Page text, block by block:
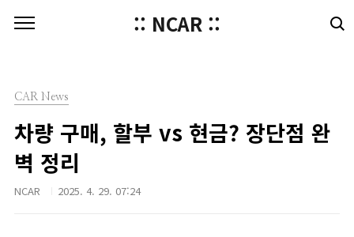
:: NCAR ::
CAR News
차량 구매, 할부 vs 현금? 장단점 완
벽 정리
NCAR 2025. 4. 29. 07:24